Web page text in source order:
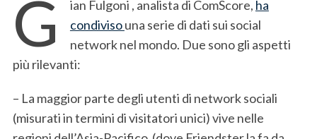
G ian Fulgoni , analista di ComScore, ha
condivisouna serie di dati sui social
network nel mondo. Due sono gli aspetti
più rilevanti:
– La maggior parte degli utenti di network sociali
(misurati in termini di visitatori unici) vive nelle